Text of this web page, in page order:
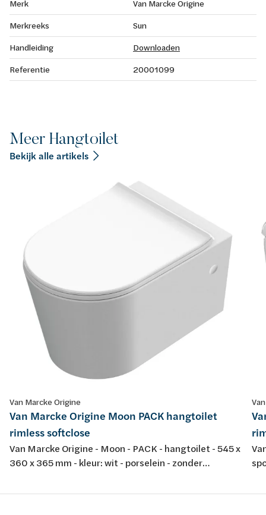
Merk
Van Marcke Origine
Merkreeks
Sun
Handleiding
Downloaden
Referentie
20001099
Meer Hangtoilet
Bekijk alle artikels
Van Marcke Origine
Van Marcke Origine Moon PACK hangtoilet
rimless softclose
Van Marcke Origine - Moon - PACK - hangtoilet - 545 x
360 x 365 mm - kleur: wit - porselein - zonder
duroplast